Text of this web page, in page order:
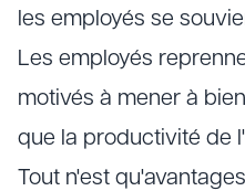
les employés se
Les employés
motivés à mener à
que la productivité de
Tout n'est